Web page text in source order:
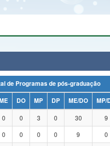
e dos
Central do Brasil Planalto
Total de Programas de pós-graduação
DO MP DP ME/DO MP/
0 0 3 0 30 9
0 0 0 0 9 0